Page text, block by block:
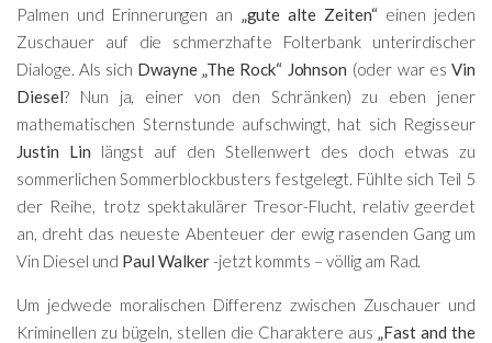
Palmen und Erinnerungen an „gute alte Zeiten“ einen jeden
Zuschauer auf die schmerzhafte Folterbank unterirdischer
Dialoge. Als sich Dwayne „The Rock“ Johnson (oder war esVin
Diesel? Nun ja, einer von den Schränken) zu eben jener
mathematischen Sternstunde aufschwingt, hat sich Regisseur
Justin Lin längst auf den Stellenwert des doch etwas zu
sommerlichen Sommerblockbusters festgelegt. Fühlte sich Teil 5
der Reihe, trotz spektakulärer Tresor-Flucht, relativ geerdet
an, dreht das neueste Abenteuer der ewig rasenden Gang um
Vin Diesel und Paul Walker-jetzt kommts – völlig am Rad.
Um jedwede moralischen Differenz zwischen Zuschauer und
Kriminellen zu bügeln, stellen die Charaktere aus „Fast and the